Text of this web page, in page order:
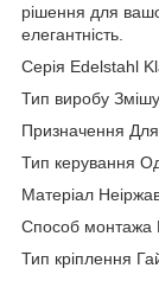
рішення для
елегантність.
Серія Edelstahl
Тип виробу
Призначення Для
Тип керування
Матеріал
Способ монтажа
Тип кріплення